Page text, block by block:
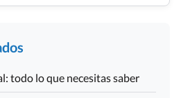
todo lo que necesitas saber